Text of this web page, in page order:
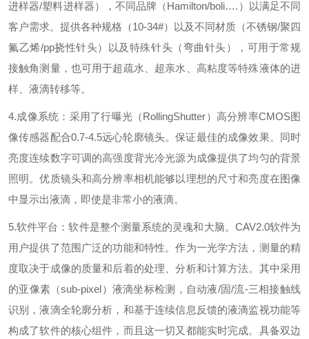
进样器/塑料进样器），不同品牌（Hamilton/boli…. ）以满足不同
客户需求。提供各种规格（10-34#）以及不同材质（不锈钢/聚四
氟乙烯/pp挠性针头）以及特殊针头（弯曲针头），可用于常规
接触角测量，也可用于超疏水、超亲水、高粘度等特殊液体的进
样、液滴转移等。
4.成像系统：采用了行曝光（RollingShutter）高分辨率CMOS图
像传感器配合0.7-4.5远心轮廓镜头。保证最佳的成像效果。同时
亮度连续数字可调的高强度背光冷光源为成像提供了均匀的背景
照明。优质镜头和高分辨率相机能够以理想的尺寸和亮度在图像
中显示出液滴，即使是非常小的液滴。
5.软件平台：软件是整个测量系统的灵魂和大脑。 CAV2.0软件为
用户提供了范围广泛的功能和特性。作为一光学方法，测量的精
度取决于成像的质量和后着的处理、分析和计算方法。其中采用
的亚像素（sub-pixel）液滴坐标检测，自动液/固/流-三相接触线
识别，液滴全轮廓分析，和基于连续信息反馈的液滴监视功能等
构成了软件的核心组件，而且这一切又都能实时完成。具备双边